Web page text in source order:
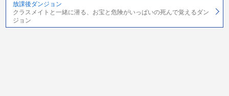
放課後ダンジョン
クラスメイトと一緒に潜る、お宝と危険がいっぱいの死んで覚えるダン
ジョン